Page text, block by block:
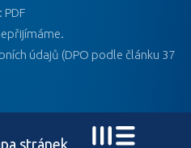
údajů (DPO podle článku 37
stránek